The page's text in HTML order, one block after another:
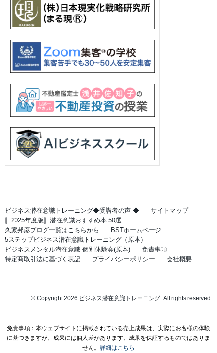
ビジネス潜在意識トレーニング◆受講者の声 ◆
サイトマップ
〚2025年度版〛潜在意識おすすめ本 50選
久家邦彦ブログ一覧はこちらから
BSTホームページ
5ステップビジネス潜在意識トレーニング（原本）
ビジネスメンタル潜在意識 個別体験会(原本)
免責事項
特定商取引法に基づく表記
プライバシーポリシー 会社概要
© Copyright 2026 ビジネス潜在意識トレーニング. All rights reserved.
免責事項：本ウェブサイトに掲載されている売上成果は、実際にお客様の体験
に基づきますが、成果には個人差があります。成果を保証するものではありま
せん。 詳細はこちら